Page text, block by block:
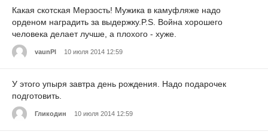
Какая скотская Мерзость! Мужика в камуфляже надо
орденом наградить за выдержку.P.S. Война хорошего
человека делает лучше, а плохого - хуже.
vaunPl 10 июля 2014 12:59
У этого упыря завтра день рождения. Надо подарочек
подготовить.
Гликодин 10 июля 2014 12:59